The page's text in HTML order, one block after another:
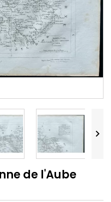

de l'Aube